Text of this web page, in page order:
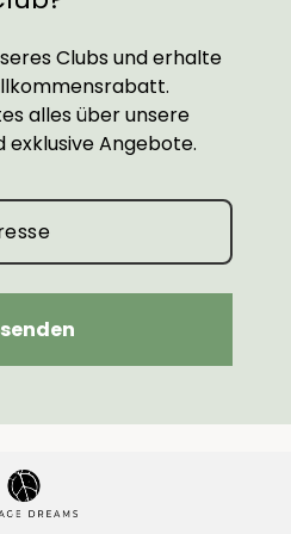
Clubs und erhalte
alles über unsere
exklusive Angebote.